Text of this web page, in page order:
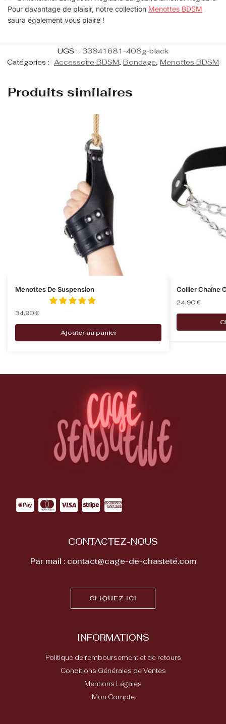
Pour davantage de plaisir, notre collection Menottes BDSM
saura également vous plaire !
UGS : 33841681-408g-black
Catégories : Accessoire BDSM, Bondage, Menottes BDSM
Produits similaires
Menottes De Suspension
34,90€
Ajouter au panier
Collier Chaîne
24,90€
CONTACTEZ-NOUS
Par mail : contact@cage-de-chasteté.com
CLIQUEZ ICI
INFORMATIONS
Politique de remboursement et de retours
Conditions Générales de Ventes
Mentions Légales
Mon Compte